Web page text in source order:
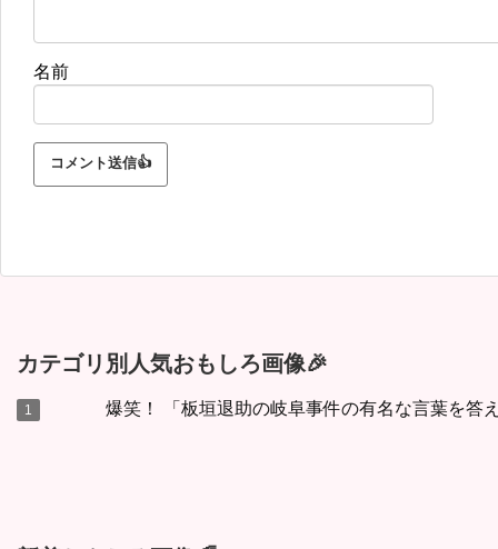
名前
カテゴリ別人気おもしろ画像🎉
爆笑！ 「板垣退助の岐阜事件の有名な言葉を答